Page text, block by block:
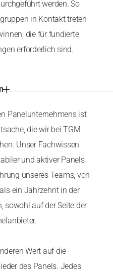
werden. So
in Kontakt treten
die für fundierte
erforderlich sind.
Panelunternehmens ist
die wir bei TGM
Unser Fachwissen
und aktiver Panels
unseres Teams, von
ein Jahrzehnt in der
sowohl auf der Seite der
Wert auf die
des Panels. Jedes